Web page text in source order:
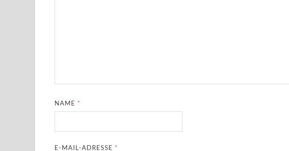
NAME *
E-MAIL-ADRESSE *